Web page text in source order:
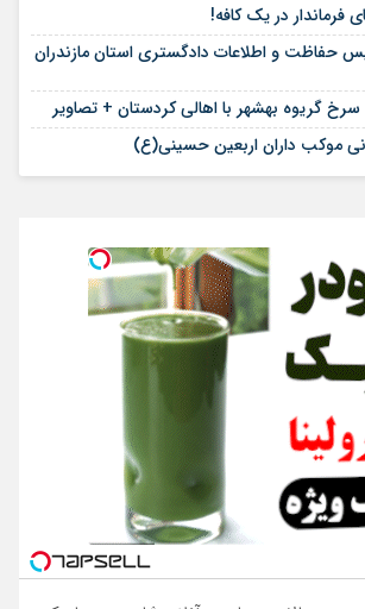
فرماندار در یک کافه!
و اطلاعات دادگستری استان مازندران
موکب داران اربعین حسینی(ع)